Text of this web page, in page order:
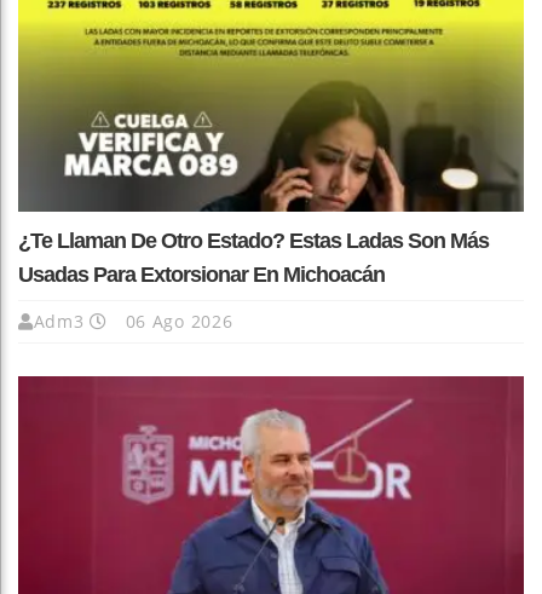
¿Te Llaman De Otro Estado? Estas Ladas Son Más
Usadas Para Extorsionar En Michoacán
Adm3 06 Ago 2026